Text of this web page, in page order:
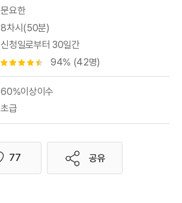
문요한
8차시(50분)
신청일로부터 30일간
별점 4.5개 94% (42명)
60%이상이수
초급
좋아요
77 공유